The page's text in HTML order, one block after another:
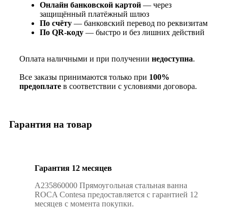
Онлайн банковской картой — через
защищённый платёжный шлюз
По счёту — банковский перевод по реквизитам
По QR‑коду — быстро и без лишних действий
Оплата наличными и при получении недоступна.
Все заказы принимаются только при 100%
предоплате в соответствии с условиями договора.
Гарантия на товар
Гарантия 12 месяцев
A235860000 Прямоугольная стальная ванна
ROCA Contesa предоставляется с гарантией 12
месяцев с момента покупки.